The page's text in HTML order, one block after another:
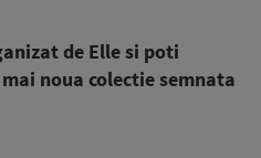
de Elle si poti
noua colectie semnata